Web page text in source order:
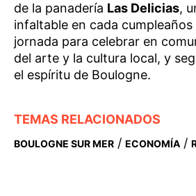
de la panadería Las Delicias,
infaltable en cada cumpleaños
jornada para celebrar en
del arte y la cultura local, y
el espíritu de Boulogne.
TEMAS RELACIONADOS
BOULOGNE SUR MER / ECONOMÍA /